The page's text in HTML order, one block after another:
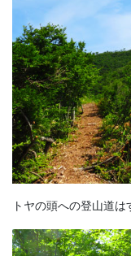
トヤの頭への登山道